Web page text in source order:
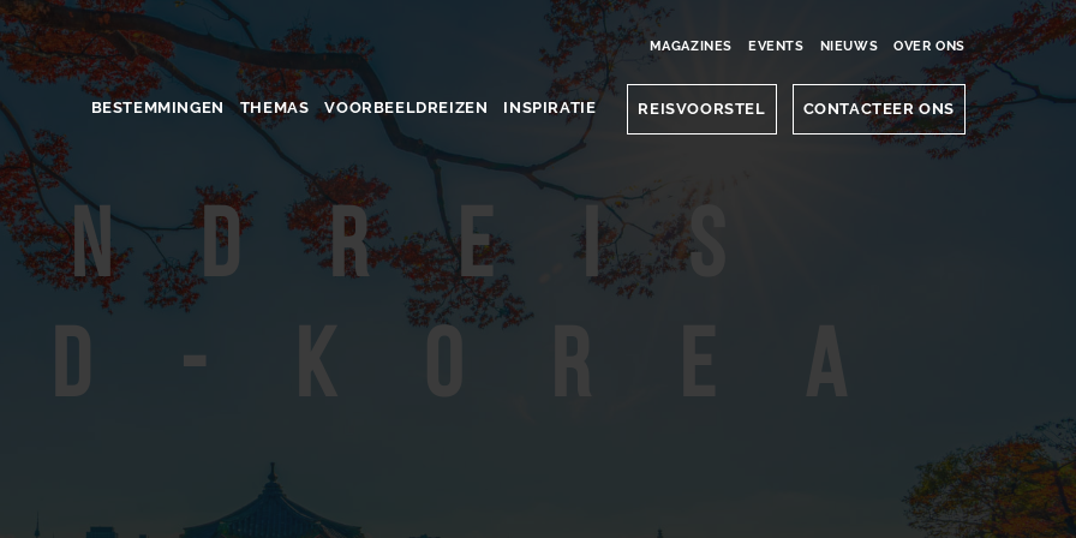
MAGAZINES EVENTS NIEUWS OVER ONS
BESTEMMINGEN THEMAS VOORBEELDREIZEN INSPIRATIE REISVOORSTEL CONTACTEER ONS
Korea